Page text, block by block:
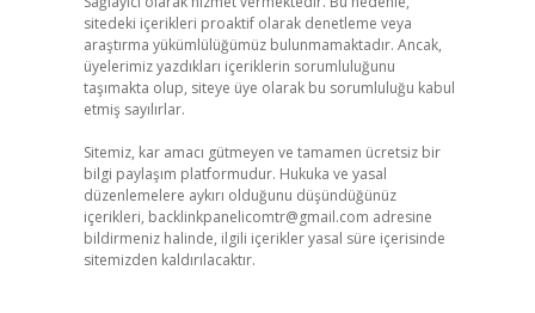
sitedeki içerikleri proaktif olarak denetleme veya
araştırma yükümlülüğümüz bulunmamaktadır. Ancak,
üyelerimiz yazdıkları içeriklerin sorumluluğunu
taşımakta olup, siteye üye olarak bu sorumluluğu kabul
etmiş sayılırlar.
Sitemiz, kar amacı gütmeyen ve tamamen ücretsiz bir
bilgi paylaşım platformudur. Hukuka ve yasal
düzenlemelere aykırı olduğunu düşündüğünüz
içerikleri, backlinkpanelicomtr@gmail.com adresine
bildirmeniz halinde, ilgili içerikler yasal süre içerisinde
sitemizden kaldırılacaktır.